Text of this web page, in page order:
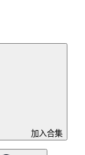
加入合集